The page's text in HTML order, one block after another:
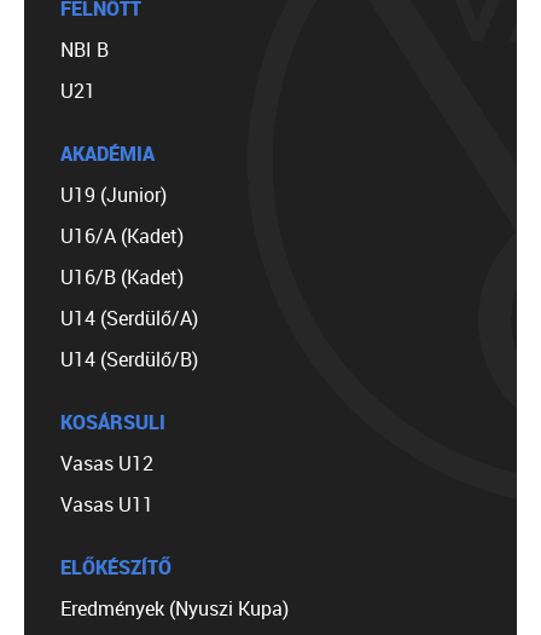
FELNŐTT
NBI B
U21
AKADÉMIA
U19 (Junior)
U16/A (Kadet)
U16/B (Kadet)
U14 (Serdülő/A)
U14 (Serdülő/B)
KOSÁRSULI
Vasas U12
Vasas U11
ELŐKÉSZÍTŐ
Eredmények (Nyuszi Kupa)